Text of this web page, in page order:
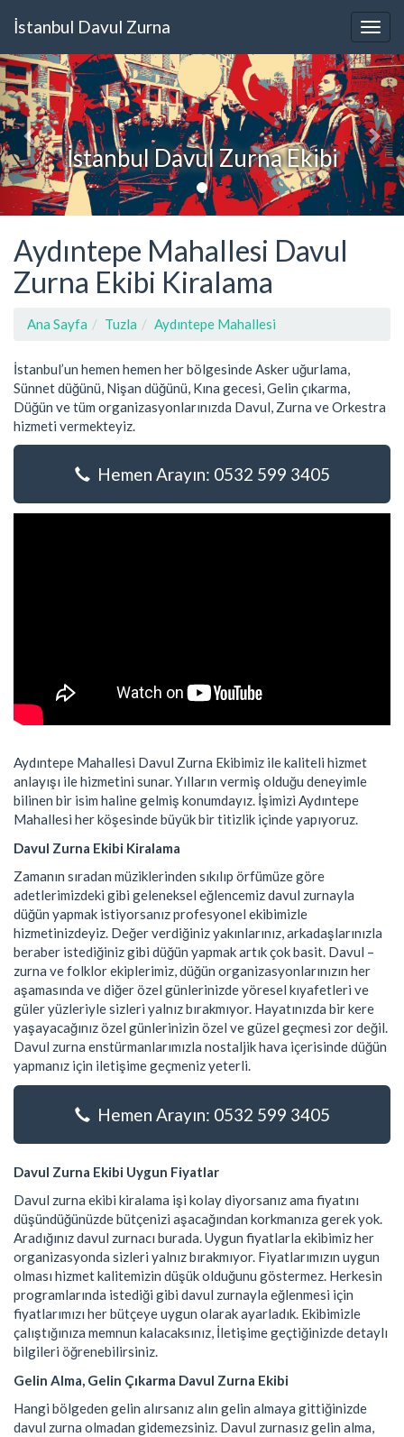
İstanbul Davul Zurna
İstanbul Davul Zurna Ekibi
Aydıntepe Mahallesi Davul
Zurna Ekibi Kiralama
Ana Sayfa Tuzla Aydıntepe Mahallesi
İstanbul’un hemen hemen her bölgesinde Asker uğurlama,
Sünnet düğünü, Nişan düğünü, Kına gecesi, Gelin çıkarma,
Düğün ve tüm organizasyonlarınızda Davul, Zurna ve Orkestra
hizmeti vermekteyiz.
Hemen Arayın: 0532 599 3405
Aydıntepe Mahallesi Davul Zurna Ekibimiz ile kaliteli hizmet
anlayışı ile hizmetini sunar. Yılların vermiş olduğu deneyimle
bilinen bir isim haline gelmiş konumdayız. İşimizi Aydıntepe
Mahallesi her köşesinde büyük bir titizlik içinde yapıyoruz.
Davul Zurna Ekibi Kiralama
Zamanın sıradan müziklerinden sıkılıp örfümüze göre
adetlerimizdeki gibi geleneksel eğlencemiz davul zurnayla
düğün yapmak istiyorsanız profesyonel ekibimizle
hizmetinizdeyiz. Değer verdiğiniz yakınlarınız, arkadaşlarınızla
beraber istediğiniz gibi düğün yapmak artık çok basit. Davul –
zurna ve folklor ekiplerimiz, düğün organizasyonlarınızın her
aşamasında ve diğer özel günlerinizde yöresel kıyafetleri ve
güler yüzleriyle sizleri yalnız bırakmıyor. Hayatınızda bir kere
yaşayacağınız özel günlerinizin özel ve güzel geçmesi zor değil.
Davul zurna enstürmanlarımızla nostaljik hava içerisinde düğün
yapmanız için iletişime geçmeniz yeterli.
Hemen Arayın: 0532 599 3405
Davul Zurna Ekibi Uygun Fiyatlar
Davul zurna ekibi kiralama işi kolay diyorsanız ama fiyatını
düşündüğünüzde bütçenizi aşacağından korkmanıza gerek yok.
Aradığınız davul zurnacı burada. Uygun fiyatlarla ekibimiz her
organizasyonda sizleri yalnız bırakmıyor. Fiyatlarımızın uygun
olması hizmet kalitemizin düşük olduğunu göstermez. Herkesin
programlarında istediği gibi davul zurnayla eğlenmesi için
fiyatlarımızı her bütçeye uygun olarak ayarladık. Ekibimizle
çalıştığınıza memnun kalacaksınız, İletişime geçtiğinizde detaylı
bilgileri öğrenebilirsiniz.
Gelin Alma, Gelin Çıkarma Davul Zurna Ekibi
Hangi bölgeden gelin alırsanız alın gelin almaya gittiğinizde
davul zurna olmadan gidemezsiniz. Davul zurnasız gelin alma,